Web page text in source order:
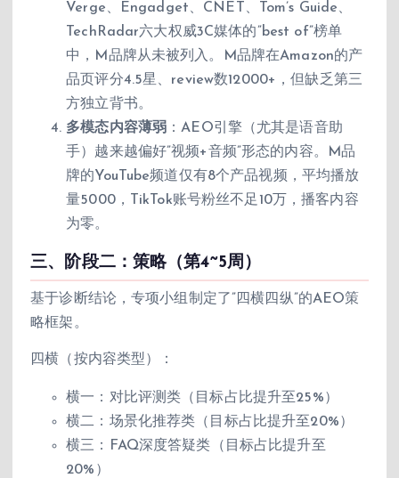
Verge、Engadget、CNET、Tom’s Guide、
TechRadar六大权威3C媒体的”best of”榜单
中，M品牌从未被列入。M品牌在Amazon的产
品页评分4.5星、review数12000+，但缺乏第三
方独立背书。
多模态内容薄弱 ：AEO引擎（尤其是语音助
手）越来越偏好”视频+音频”形态的内容。M品
牌的YouTube频道仅有8个产品视频，平均播放
量5000，TikTok账号粉丝不足10万，播客内容
为零。
三、阶段二：策略（第4~5周）
基于诊断结论，专项小组制定了”四横四纵”的AEO策
略框架。
四横（按内容类型）：
横一：对比评测类（目标占比提升至25%）
横二：场景化推荐类（目标占比提升至20%）
横三：FAQ深度答疑类（目标占比提升至
20%）